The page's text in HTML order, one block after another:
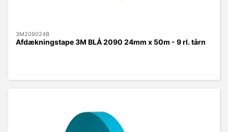
3M209024B
Afdækningstape 3M BLÅ 2090 24mm x 50m - 9 rl. tårn